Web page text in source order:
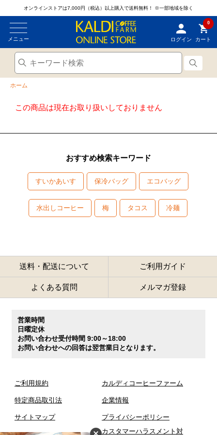
オンラインストアは7,000円（税込）以上購入で送料無料！ ※一部地域を除く
メニュー ログイン
0
カート
ホーム
この商品は現在お取り扱いしておりません
おすすめ検索キーワード
すいかあいす 保冷バッグ エコバッグ
水出しコーヒー 梅 タコス 冷麺
送料・配送について ご利用ガイド
よくある質問 メルマガ登録
営業時間
日曜定休
お問い合わせ受付時間 9:00～18:00
お問い合わせへの回答は翌営業日となります。
ご利用規約
特定商品取引法
サイトマップ
カルディコーヒーファーム
企業情報
プライバシーポリシー
カスタマーハラスメント対